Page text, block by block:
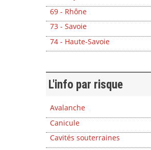
69 - Rhône
73 - Savoie
74 - Haute-Savoie
L'info par risque
Avalanche
Canicule
Cavités souterraines